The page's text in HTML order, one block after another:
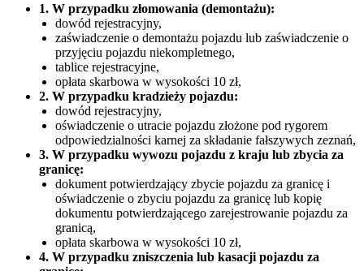
1. W przypadku złomowania (demontażu):
dowód rejestracyjny,
zaświadczenie o demontażu pojazdu lub zaświadczenie o
przyjęciu pojazdu niekompletnego,
tablice rejestracyjne,
opłata skarbowa w wysokości 10 zł,
2. W przypadku kradzieży pojazdu:
dowód rejestracyjny,
oświadczenie o utracie pojazdu złożone pod rygorem
odpowiedzialności karnej za składanie fałszywych zeznań,
3. W przypadku wywozu pojazdu z kraju lub zbycia za
granicę:
dokument potwierdzający zbycie pojazdu za granicę i
oświadczenie o zbyciu pojazdu za granicę lub kopię
dokumentu potwierdzającego zarejestrowanie pojazdu za
granicą,
opłata skarbowa w wysokości 10 zł,
4. W przypadku zniszczenia lub kasacji pojazdu za